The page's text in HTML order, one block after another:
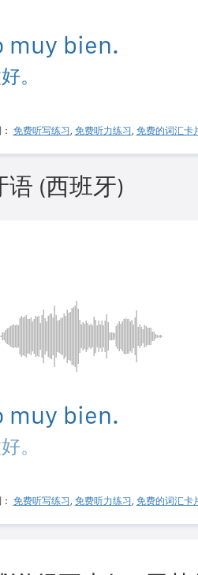
muy bien.
。
免费听写练习, 免费听力练习, 免费的词汇卡
语 (西班牙)
muy bien.
。
免费听写练习 , 免费听力练习 , 免费的词汇卡